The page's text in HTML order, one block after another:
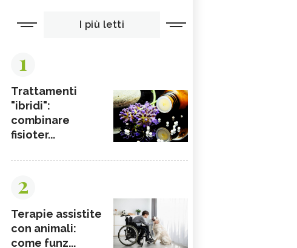
I più letti
1
Trattamenti
"ibridi":
combinare
fisioter...
2
Terapie assistite
con animali:
come funz...